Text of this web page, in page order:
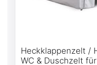
Heckklappenzelt /
WC & Duschzelt